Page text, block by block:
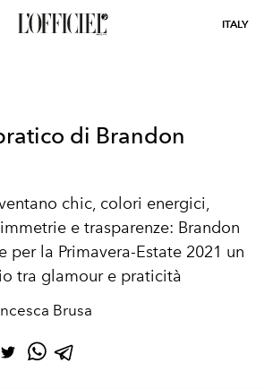
ITALY
di Brandon
chic, colori energici,
e trasparenze: Brandon
per la Primavera-Estate 2021 un
tra glamour e praticità
Brusa